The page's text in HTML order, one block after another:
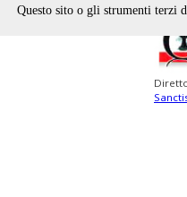
Questo sito o gli strumenti terzi